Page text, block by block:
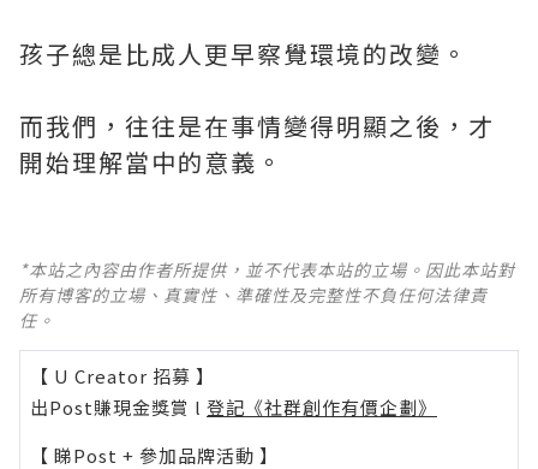
孩子總是比成人更早察覺環境的改變。
而我們，往往是在事情變得明顯之後，才
開始理解當中的意義。
*本站之內容由作者所提供，並不代表本站的立場。因此本站對
所有博客的立場、真實性、準確性及完整性不負任何法律責
任。
【 U Creator 招募 】
出Post賺現金獎賞 l 登記《社群創作有價企劃》
【 睇Post + 參加品牌活動 】